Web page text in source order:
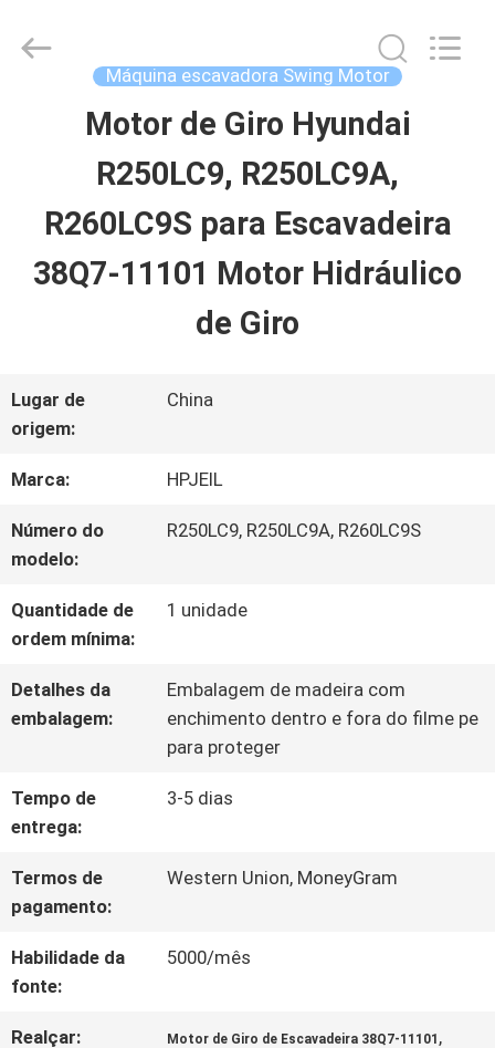
PRODUTOS
VÍDEOS
NÓS
DA
FÁBRICA
CONTROLE
DA
QUALIDADE
CONTACTE-
NOS
NOTÍCIAS
Hopson
Machinery
Máquina escavadora Swing Motor
Motor de Giro Hyundai
R250LC9, R250LC9A,
R260LC9S para Escavadeira
38Q7-11101 Motor Hidráulico
de Giro
Lugar de
origem:
China
Marca: HPJEIL
Número do
modelo:
R250LC9, R250LC9A, R260LC9S
Quantidade de
ordem mínima:
1 unidade
Detalhes da
embalagem:
Embalagem de madeira com
enchimento dentro e fora do filme pe
para proteger
Tempo de
entrega:
3-5 dias
Termos de
pagamento:
Western Union, MoneyGram
Habilidade da
fonte:
5000/mês
Realçar: Motor de Giro de Escavadeira 38Q7-11101 ,